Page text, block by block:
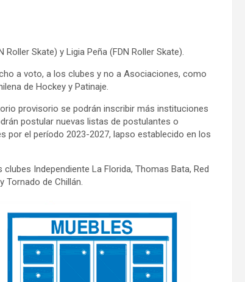
Skate) y Ligia Peña (FDN Roller Skate).
a voto, a los clubes y no a Asociaciones, como
de Hockey y Patinaje.
provisorio se podrán inscribir más instituciones
postular nuevas listas de postulantes o
el período 2023-2027, lapso establecido en los
Independiente La Florida, Thomas Bata, Red
Tornado de Chillán.